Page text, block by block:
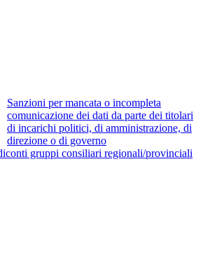
Sanzioni per mancata o incompleta
comunicazione dei dati da parte dei titolari
di incarichi politici, di amministrazione, di
direzione o di governo
gruppi consiliari regionali/provinciali